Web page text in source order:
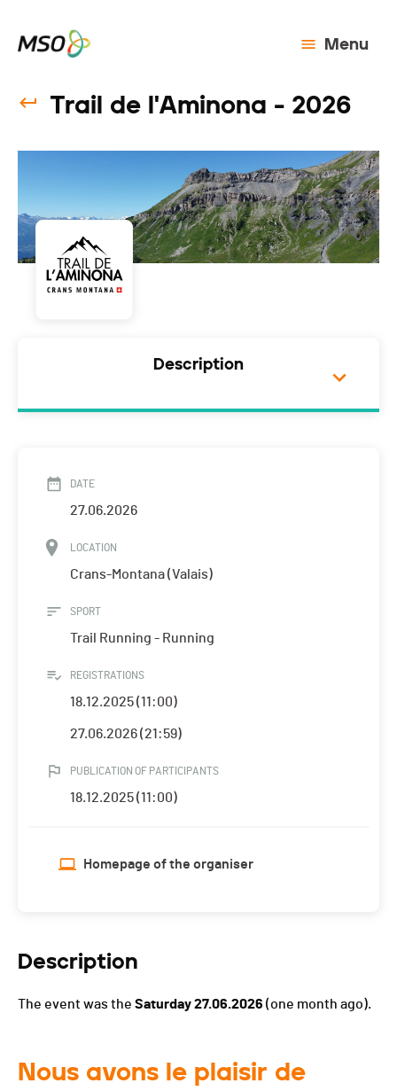
Menu
Trail de l'Aminona - 2026
Description
DATE
27.06.2026
LOCATION
Crans-Montana (Valais)
SPORT
Trail Running - Running
REGISTRATIONS
18.12.2025 (11:00)
27.06.2026 (21:59)
PUBLICATION OF PARTICIPANTS
18.12.2025 (11:00)
Homepage of the organiser
Description
The event was the Saturday 27.06.2026 (one month ago).
Nous avons le plaisir de